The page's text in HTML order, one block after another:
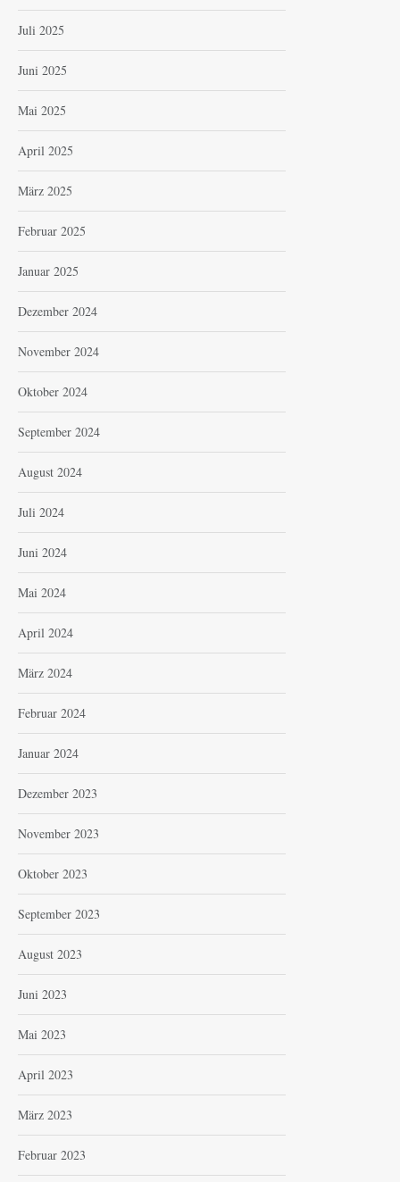
Juli 2025
Juni 2025
Mai 2025
April 2025
März 2025
Februar 2025
Januar 2025
Dezember 2024
November 2024
Oktober 2024
September 2024
August 2024
Juli 2024
Juni 2024
Mai 2024
April 2024
März 2024
Februar 2024
Januar 2024
Dezember 2023
November 2023
Oktober 2023
September 2023
August 2023
Juni 2023
Mai 2023
April 2023
März 2023
Februar 2023